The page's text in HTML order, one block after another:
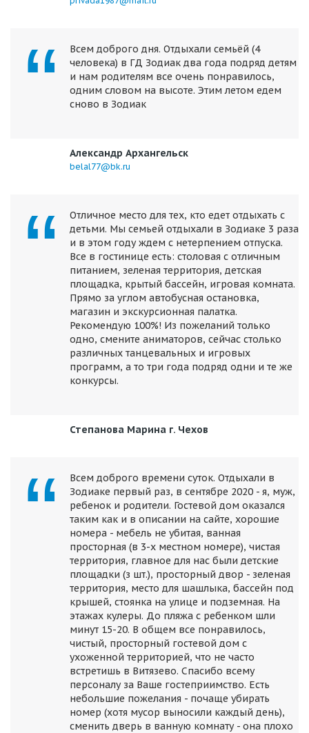
Всем доброго дня. Отдыхали семьёй (4
человека) в ГД Зодиак два года подряд детям
и нам родителям все очень понравилось,
одним словом на высоте. Этим летом едем
сново в Зодиак
Александр Архангельск
belal77@bk.ru
Отличное место для тех, кто едет отдыхать с
детьми. Мы семьей отдыхали в Зодиаке 3 раза
и в этом году ждем с нетерпением отпуска.
Все в гостинице есть: столовая с отличным
питанием, зеленая территория, детская
площадка, крытый бассейн, игровая комната.
Прямо за углом автобусная остановка,
магазин и экскурсионная палатка.
Рекомендую 100%! Из пожеланий только
одно, смените аниматоров, сейчас столько
различных танцевальных и игровых
программ, а то три года подряд одни и те же
конкурсы.
Степанова Марина г. Чехов
Всем доброго времени суток. Отдыхали в
Зодиаке первый раз, в сентябре 2020 - я, муж,
ребенок и родители. Гостевой дом оказался
таким как и в описании на сайте, хорошие
номера - мебель не убитая, ванная
просторная (в 3-х местном номере), чистая
территория, главное для нас были детские
площадки (з шт.), просторный двор - зеленая
территория, место для шашлыка, бассейн под
крышей, стоянка на улице и подземная. На
этажах кулеры. До пляжа с ребенком шли
минут 15-20. В общем все понравилось,
чистый, просторный гостевой дом с
ухоженной территорией, что не часто
встретишь в Витязево. Спасибо всему
персоналу за Ваше гостеприимство. Есть
небольшие пожелания - почаще убирать
номер (хотя мусор выносили каждый день),
сменить дверь в ванную комнату - она плохо